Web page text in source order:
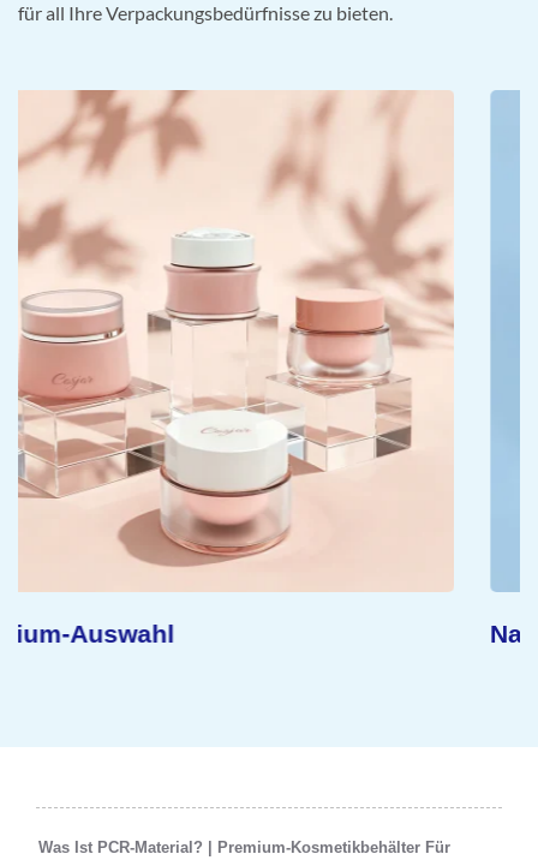
für all Ihre Verpackungsbedürfnisse zu bieten.
Nachhaltiges Konzept
Was Ist PCR-Material? | Premium-Kosmetikbehälter Für